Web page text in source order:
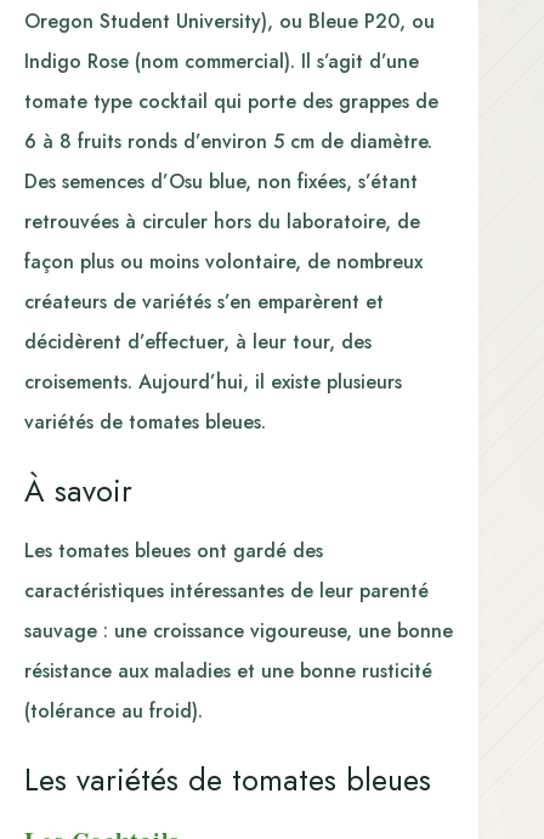
Oregon Student University), ou Bleue P20, ou
Indigo Rose (nom commercial). Il s’agit d’une
tomate type cocktail qui porte des grappes de
6 à 8 fruits ronds d’environ 5 cm de diamètre.
Des semences d’Osu blue, non fixées, s’étant
retrouvées à circuler hors du laboratoire, de
façon plus ou moins volontaire, de nombreux
créateurs de variétés s’en emparèrent et
décidèrent d’effectuer, à leur tour, des
croisements. Aujourd’hui, il existe plusieurs
variétés de tomates bleues.
À savoir
Les tomates bleues ont gardé des
caractéristiques intéressantes de leur parenté
sauvage : une croissance vigoureuse, une bonne
résistance aux maladies et une bonne rusticité
(tolérance au froid).
Les variétés de tomates bleues